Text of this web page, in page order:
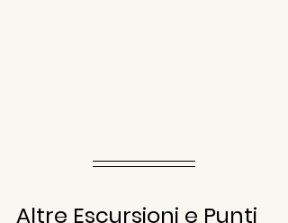
Altre Escursioni e Punti